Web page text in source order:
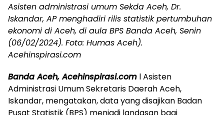
Asisten administrasi umum Sekda Aceh, Dr.
Iskandar, AP menghadiri rilis statistik pertumbuhan
ekonomi di Aceh, di aula BPS Banda Aceh, Senin
(06/02/2024). Foto: Humas Aceh).
Acehinspirasi.com
Banda Aceh, Acehinspirasi.com l Asisten
Administrasi Umum Sekretaris Daerah Aceh,
Iskandar, mengatakan, data yang disajikan Badan